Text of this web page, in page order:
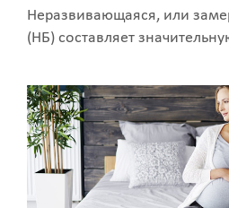
Неразвивающаяся, или
(НБ) составляет
на физическом и
женщины, повышает риск
будущем. В статье
образовательного портала
First рассказывают о том,
симптомами может